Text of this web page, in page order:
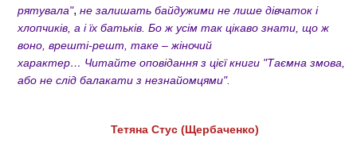
рятувала", не залишать байдужими не лише дівчаток і
хлопчиків, а і їх батьків. Бо ж усім так цікаво знати, що ж
воно, врешті-решт, таке – жіночий
характер… Читайте оповідання з цієї книги "Таємна змова,
або не слід балакати з незнайомцями".
Тетяна Стус (Щербаченко)